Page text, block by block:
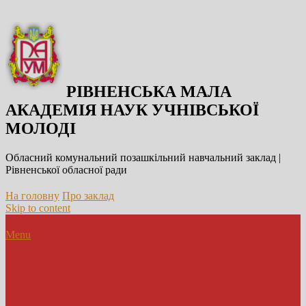
РІВНЕНСЬКА МАЛА
АКАДЕМІЯ НАУК УЧНІВСЬКОЇ
МОЛОДІ
Обласний комунальний позашкільний навчальний заклад |
Рівненської обласної ради
На головну Про заклад
Skip to content
Menu